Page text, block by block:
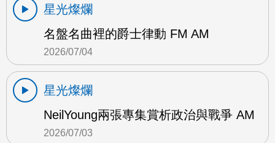
星光燦爛
名盤名曲裡的爵士律動 FM AM
2026/07/04
星光燦爛
NeilYoung兩張專集賞析政治與戰爭 AM
2026/07/03